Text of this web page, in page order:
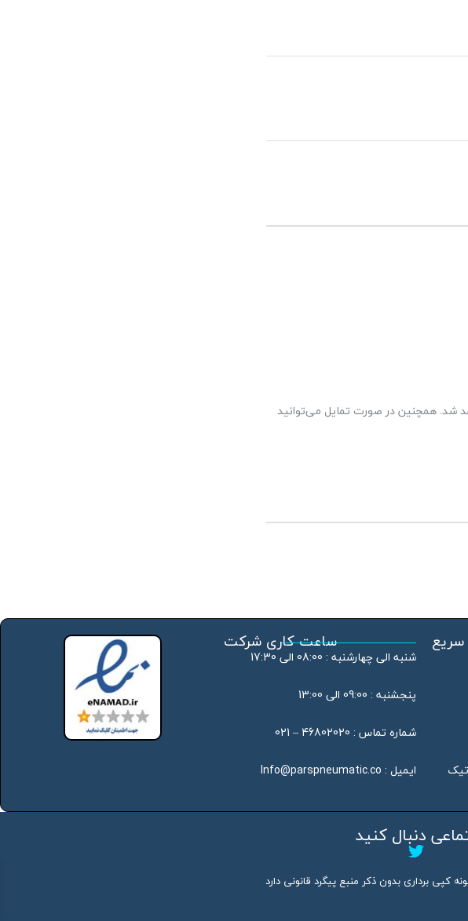
شد. همچنین در صورت تمایل می‌توانید
ساعت کاری شرکت
شنبه الی چهارشنبه : 08:00 الی 17:30
پنجشنبه : 09:00 الی 13:00
شماره تماس : 46802020 – 021
ایمیل : Info@parspneumatic.co
دنبال کنید
کپی برداری بدون ذکر منبع پیگرد قانونی دارد